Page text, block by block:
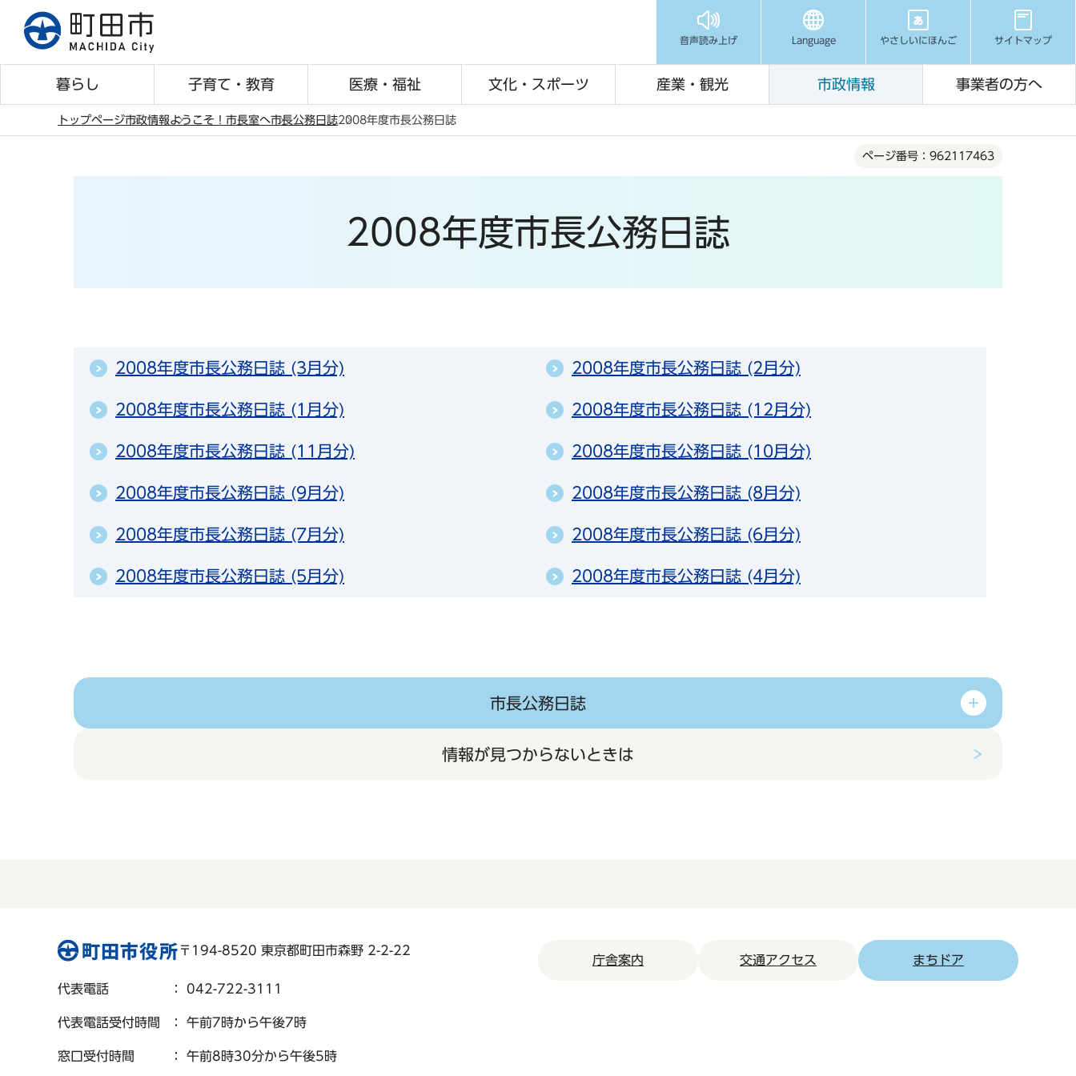
先
音声読み上げ Language やさしいにほんご サイトマップ
暮らし 子育て・教育 医療・福祉 文化・スポーツ 産業・観光 市政情報 事業者の方へ
トップページ市政情報ようこそ！市長室へ市長公務日誌2008年度市長公務日誌
ページ番号：962117463
2008年度市長公務日誌
2008年度市長公務日誌 (3月分) 2008年度市長公務日誌 (2月分)
2008年度市長公務日誌 (1月分) 2008年度市長公務日誌 (12月分)
2008年度市長公務日誌 (11月分) 2008年度市長公務日誌 (10月分)
2008年度市長公務日誌 (9月分) 2008年度市長公務日誌 (8月分)
2008年度市長公務日誌 (7月分) 2008年度市長公務日誌 (6月分)
2008年度市長公務日誌 (5月分) 2008年度市長公務日誌 (4月分)
市長公務日誌
情報が見つからないときは
〒194-8520 東京都町田市森野 2-2-22
代表電話 ： 042-722-3111
代表電話受付時間 ： 午前7時から午後7時
窓口受付時間 ： 午前8時30分から午後5時
庁舎案内 交通アクセス まちドア